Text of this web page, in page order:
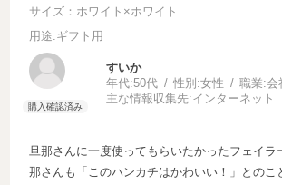
サイズ：ホワイト×ホワイト
用途:ギフト用
すいか
年代:50代 性別:女性 職業:会
主な情報収集先:インターネット
旦那さんに一度使ってもらいたかったフェイラ
那さんも「このハンカチはかわいい！」とのこ